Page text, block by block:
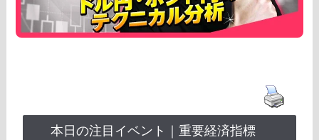
本日の注目イベント｜重要経済指標